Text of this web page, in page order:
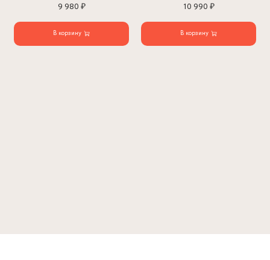
9 980 ₽
В корзину
10 990 ₽
В корзину